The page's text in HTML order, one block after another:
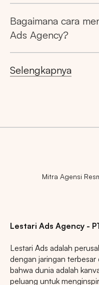
DKI JAKARTA
JAWA TENGAH
Bagaimana cara
Ads Agency?
Selengkapnya
Mitra Agensi
Lestari Ads Agency -
Lestari Ads adalah
dengan jaringan
bahwa dunia adalah
peluang untuk